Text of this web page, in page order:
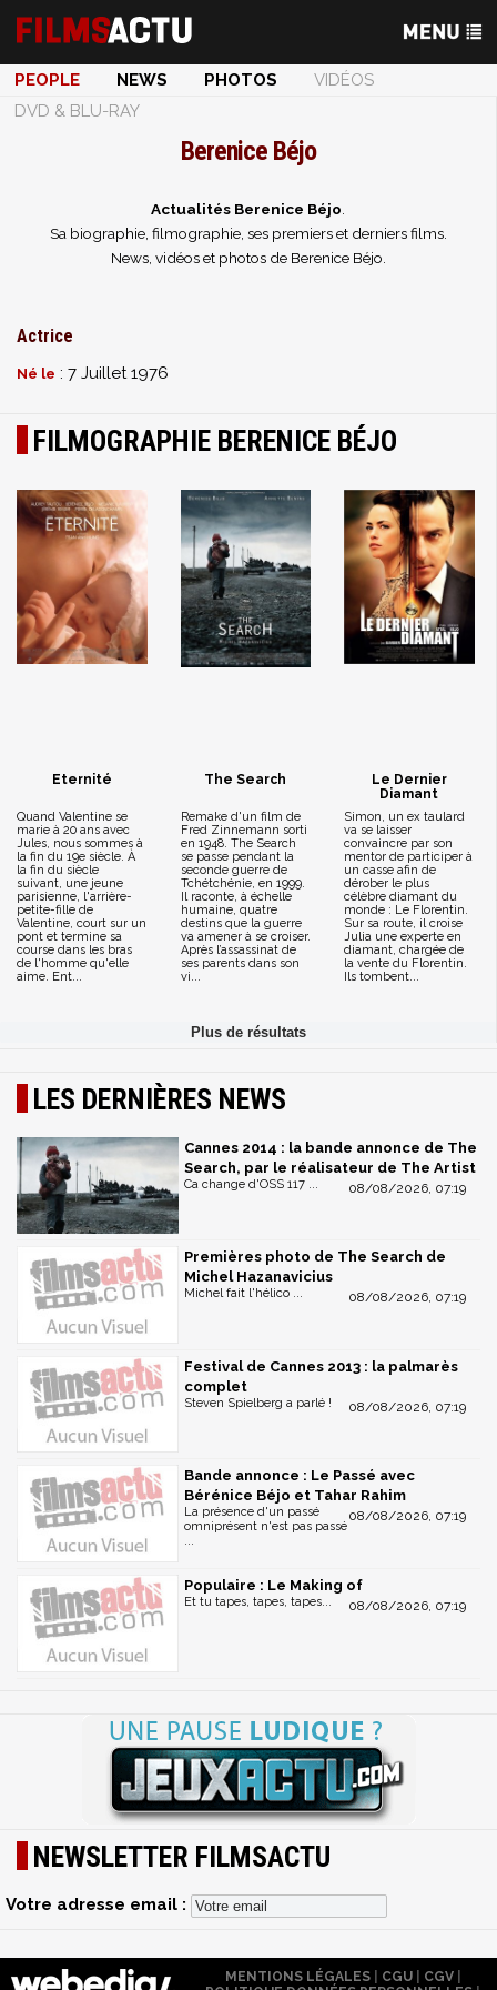
PEOPLE NEWS PHOTOS
VIDÉOS
DVD & BLU-RAY
Berenice Béjo
Actualités Berenice Béjo
Sa biographie, filmographie, ses premiers et derniers films.
News, vidéos et photos de Berenice Béjo.
Actrice
Né le : 7 Juillet 1976
FILMOGRAPHIE BERENICE BÉJO
Eternité
Quand Valentine se
marie à 20 ans avec
Jules, nous sommes à
la fin du 19e siècle. À
la fin du siècle
suivant, une jeune
parisienne, l'arrière-
petite-fille de
Valentine, court sur un
pont et termine sa
course dans les bras
de l'homme qu'elle
aime. Ent...
The Search
Remake d'un film de
Fred Zinnemann sorti
en 1948. The Search
se passe pendant la
seconde guerre de
Tchétchénie, en 1999.
Il raconte, à échelle
humaine, quatre
destins que la guerre
va amener à se croiser.
Après l’assassinat de
ses parents dans son
vi...
Le Dernier
Diamant
Simon, un ex taulard
va se laisser
convaincre par son
mentor de participer à
un casse afin de
dérober le plus
célèbre diamant du
monde : Le Florentin.
Sur sa route, il croise
Julia une experte en
diamant, chargée de
la vente du Florentin.
Ils tombent...
LES DERNIÈRES NEWS
Cannes 2014 : la bande annonce de The
Search, par le réalisateur de The Artist
08/08/2026, 07:19
Ca change d'OSS 117 ...
Premières photo de The Search de
Michel Hazanavicius
08/08/2026, 07:19
Michel fait l'hélico ...
Festival de Cannes 2013 : la palmarès
complet
08/08/2026, 07:19
Steven Spielberg a parlé !
Bande annonce : Le Passé avec
Bérénice Béjo et Tahar Rahim
08/08/2026, 07:19
La présence d'un passé
omniprésent n'est pas passé
...
Populaire : Le Making of
08/08/2026, 07:19
Et tu tapes, tapes, tapes...
NEWSLETTER FILMSACTU
Votre adresse email :
MENTIONS LÉGALES| CGU| CGV|